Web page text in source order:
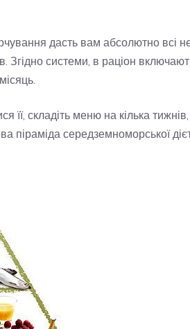
дасть вам абсолютно всі
системи, в раціон
її, складіть меню на кілька
піраміда середземноморської